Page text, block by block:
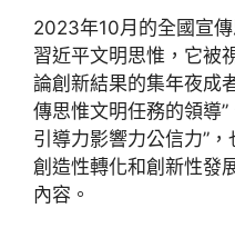
2023年10月的全國宣
習近平文明思惟，它被
論創新結果的集年夜成
傳思惟文明任務的領導
引導力影響力公信力”
創造性轉化和創新性發
內容。